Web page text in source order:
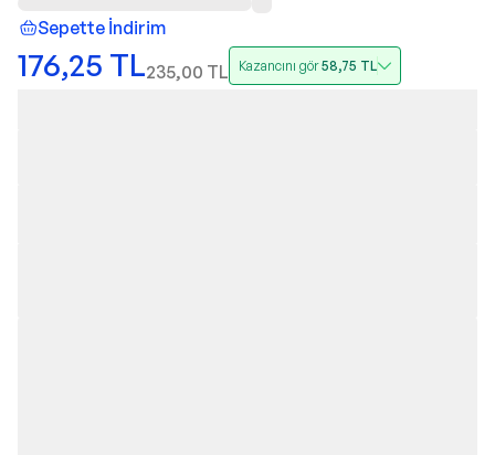
Sepette İndirim
176,25 TL235,00 TL Kazancını gör58,75 TL